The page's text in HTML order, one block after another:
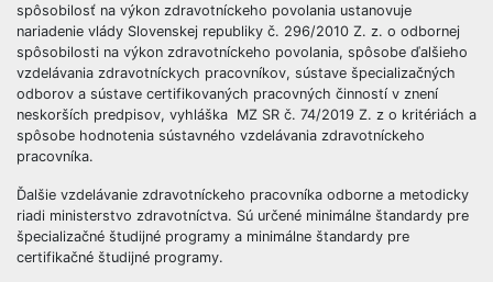
spôsobilosť na výkon zdravotníckeho povolania ustanovuje
nariadenie vlády Slovenskej republiky č. 296/2010 Z. z. o odbornej
spôsobilosti na výkon zdravotníckeho povolania, spôsobe ďalšieho
vzdelávania zdravotníckych pracovníkov, sústave špecializačných
odborov a sústave certifikovaných pracovných činností v znení
neskorších predpisov, vyhláška MZ SR č. 74/2019 Z. z o kritériách a
spôsobe hodnotenia sústavného vzdelávania zdravotníckeho
pracovníka.
Ďalšie vzdelávanie zdravotníckeho pracovníka odborne a metodicky
riadi ministerstvo zdravotníctva. Sú určené minimálne štandardy pre
špecializačné študijné programy a minimálne štandardy pre
certifikačné študijné programy.